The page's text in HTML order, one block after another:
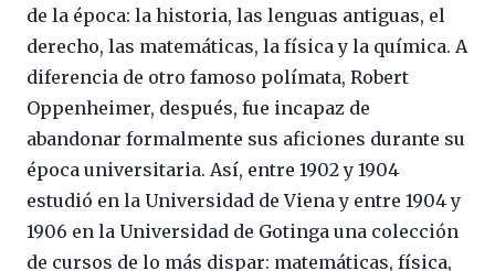
de la época: la historia, las lenguas antiguas, el
derecho, las matemáticas, la física y la química. A
diferencia de otro famoso polímata, Robert
Oppenheimer, después, fue incapaz de
abandonar formalmente sus aficiones durante su
época universitaria. Así, entre 1902 y 1904
estudió en la Universidad de Viena y entre 1904 y
1906 en la Universidad de Gotinga una colección
de cursos de lo más dispar: matemáticas, física,